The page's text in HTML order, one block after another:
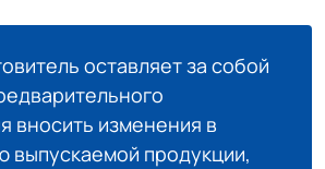
оставляет за собой
вносить изменения в
выпускаемой продукции,